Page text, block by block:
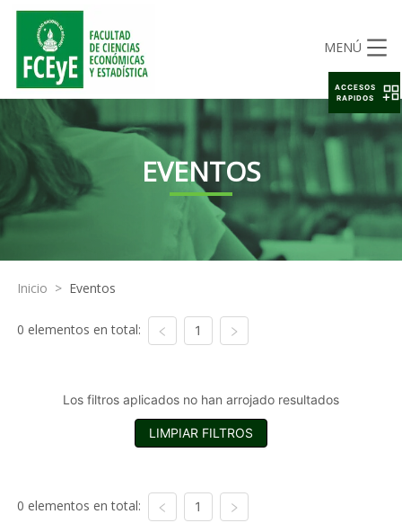
MENÚ
EVENTOS
Inicio > Eventos
0 elementos en total: 1
Los filtros aplicados no han arrojado resultados
LIMPIAR FILTROS
0 elementos en total: 1
ACCESOS
RAPIDOS